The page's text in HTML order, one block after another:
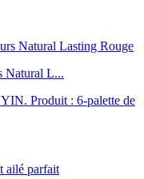
Natural L...
Produit : 6-palette de